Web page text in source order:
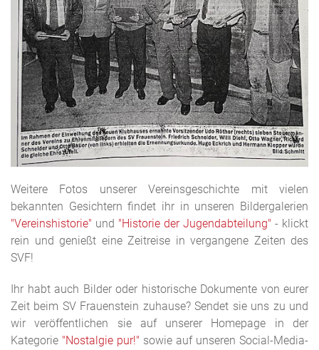
Weitere Fotos unserer Vereinsgeschichte mit vielen
bekannten Gesichtern findet ihr in unseren Bildergalerien
"Vereinshistorie" und "Historie der Jugendabteilung" - klickt
rein und genießt eine Zeitreise in vergangene Zeiten des
SVF!
Ihr habt auch Bilder oder historische Dokumente von eurer
Zeit beim SV Frauenstein zuhause? Sendet sie uns zu und
wir veröffentlichen sie auf unserer Homepage in der
Kategorie "Nostalgie pur!" sowie auf unseren Social-Media-